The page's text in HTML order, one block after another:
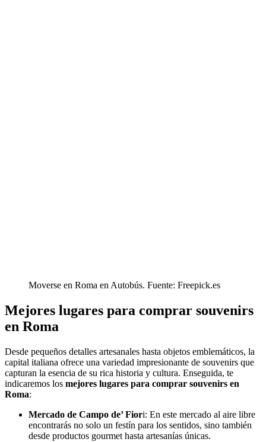
Moverse en Roma en Autobús. Fuente: Freepick.es
Mejores lugares para comprar souvenirs
en Roma
Desde pequeños detalles artesanales hasta objetos emblemáticos, la
capital italiana ofrece una variedad impresionante de souvenirs que
capturan la esencia de su rica historia y cultura. Enseguida, te
indicaremos los mejores lugares para comprar souvenirs en
Roma:
Mercado de Campo de’ Fiori: En este mercado al aire libre
encontrarás no solo un festín para los sentidos, sino también
desde productos gourmet hasta artesanías únicas.